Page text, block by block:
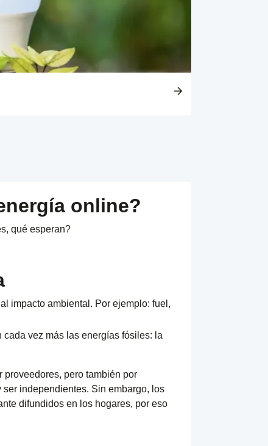
online?
qué esperan?
impacto ambiental. Por ejemplo: fuel,
cada vez más las energías fósiles: la
proveedores, pero también por
independientes. Sin embargo, los
difundidos en los hogares, por eso